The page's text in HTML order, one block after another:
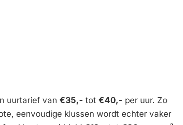
uurtarief van €35,- tot €40,- per uur. Zo
eenvoudige klussen wordt echter vaker